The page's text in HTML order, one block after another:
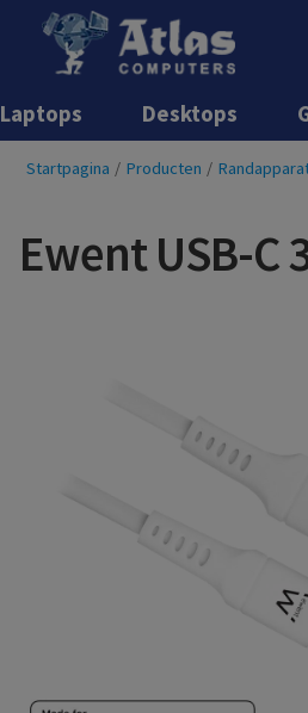
Laptops Desktops
Startpagina / Producten /
Ewent USB-C